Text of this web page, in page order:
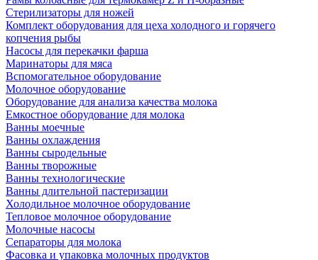
Стерилизаторы для ножей
Комплект оборудования для цеха холодного и горячего
копчения рыбы
Насосы для перекачки фарша
Маринаторы для мяса
Вспомогательное оборудование
Молочное оборудование
Оборудование для анализа качества молока
Емкостное оборудование для молока
Ванны моечные
Ванны охлаждения
Ванны сыродельные
Ванны творожные
Ванны технологические
Ванны длительной пастеризации
Холодильное молочное оборудование
Тепловое молочное оборудование
Молочные насосы
Сепараторы для молока
Фасовка и упаковка молочных продуктов